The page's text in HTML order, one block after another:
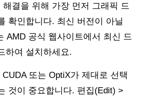
결을 위해 가장 먼저 그래픽 드
확인합니다. 최신 버전이 아닐
AMD 공식 웹사이트에서 최신 드
하여 설치하세요.
또는 OptiX가 제대로 선택
것이 중요합니다. 편집(Edit) >